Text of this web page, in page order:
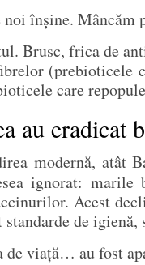
înșine.
Brusc, frica de
(prebioticele
care
au eradicat
modernă, atât
ignorat:
Acest
de
viață… au fost